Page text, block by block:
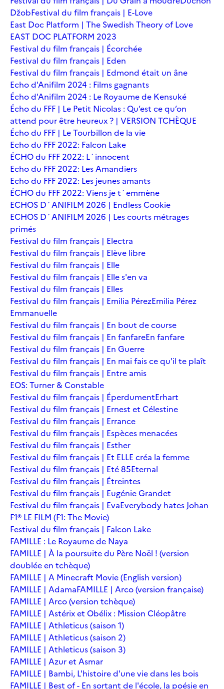
DžobFestival du film français | E-Love
East Doc Platform | The Swedish Theory of Love
EAST DOC PLATFORM 2023
Festival du film français | Écorchée
Festival du film français | Eden
Festival du film français | Edmond était un âne
Echo d'Anifilm 2024 : Films gagnants
Écho d'Anifilm 2024 : Le Royaume de Kensuké
Écho du FFF | Le Petit Nicolas : Qu’est ce qu’on
attend pour être heureux ? | VERSION TCHÈQUE
Écho du FFF | Le Tourbillon de la vie
Echo du FFF 2022: Falcon Lake
ÉCHO du FFF 2022: L´innocent
Echo du FFF 2022: Les Amandiers
Echo du FFF 2022: Les jeunes amants
ÉCHO du FFF 2022: Viens je t´emmène
ECHOS D´ANIFILM 2026 | Endless Cookie
ECHOS D´ANIFILM 2026 | Les courts métrages
primés
Festival du film français | Electra
Festival du film français | Elève libre
Festival du film français | Elle
Festival du film français | Elle s'en va
Festival du film français | Elles
Festival du film français | Emilia PérezEmilia Pérez
Emmanuelle
Festival du film français | En bout de course
Festival du film français | En fanfareEn fanfare
Festival du film français | En Guerre
Festival du film français | En mai fais ce qu'il te plaît
Festival du film français | Entre amis
EOS: Turner & Constable
Festival du film français | ÉperdumentErhart
Festival du film français | Ernest et Célestine
Festival du film français | Errance
Festival du film français | Espèces menacées
Festival du film français | Esther
Festival du film français | Et ELLE créa la femme
Festival du film français | Eté 85Eternal
Festival du film français | Étreintes
Festival du film français | Eugénie Grandet
Festival du film français | EvaEverybody hates Johan
F1® LE FILM (F1: The Movie)
Festival du film français | Falcon Lake
FAMILLE : Le Royaume de Naya
FAMILLE | À la poursuite du Père Noël ! (version
doublée en tchèque)
FAMILLE | A Minecraft Movie (English version)
FAMILLE | AdamaFAMILLE | Arco (version française)
FAMILLE | Arco (version tchèque)
FAMILLE | Astérix et Obélix : Mission Cléopâtre
FAMILLE | Athleticus (saison 1)
FAMILLE | Athleticus (saison 2)
FAMILLE | Athleticus (saison 3)
FAMILLE | Azur et Asmar
FAMILLE | Bambi, L'histoire d'une vie dans les bois
FAMILLE | Best of - En sortant de l'école, la poésie en